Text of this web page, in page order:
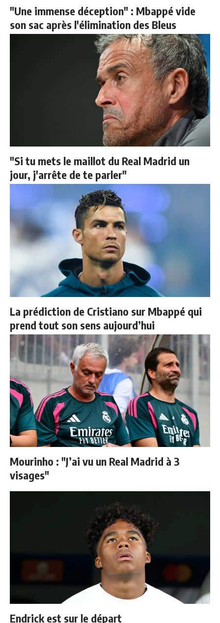
"Une immense déception" : Mbappé vide
son sac après l'élimination des Bleus
"Si tu mets le maillot du Real Madrid un
jour, j'arrête de te parler"
La prédiction de Cristiano sur Mbappé qui
prend tout son sens aujourd’hui
Mourinho : "J’ai vu un Real Madrid à 3
visages"
Endrick est sur le départ